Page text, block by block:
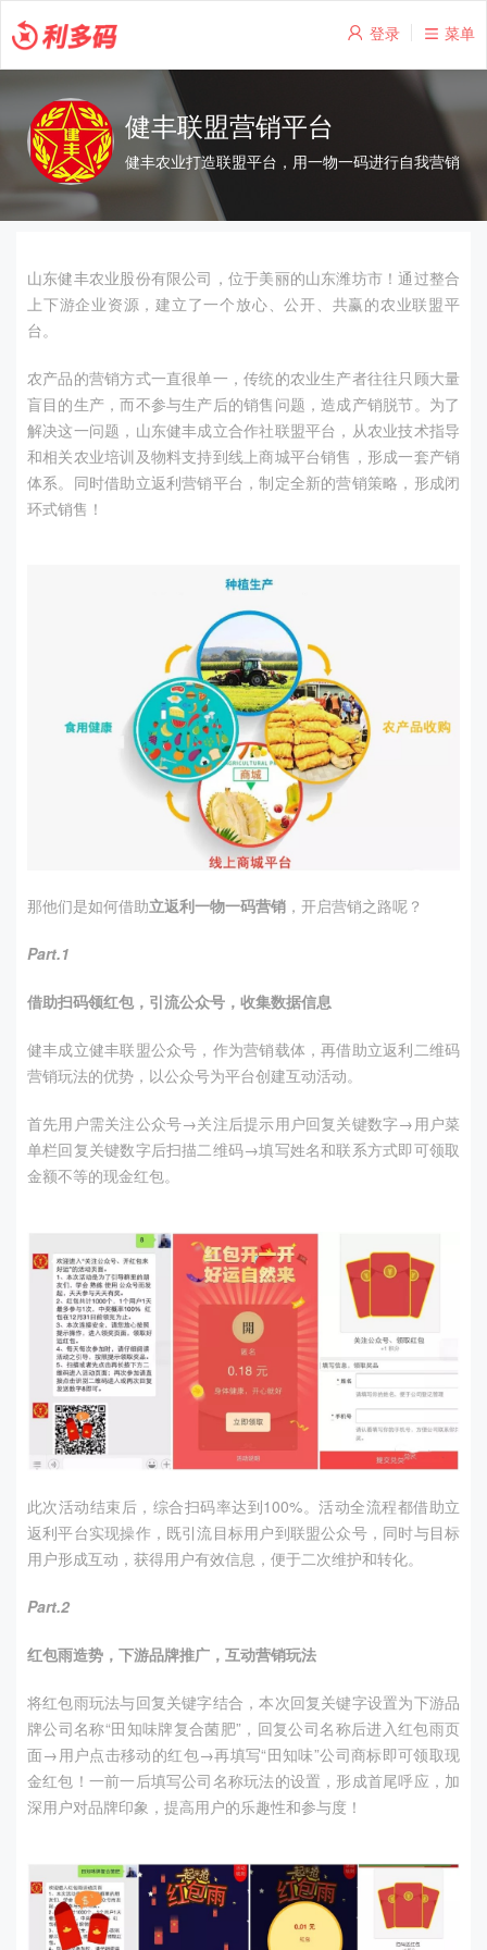
菜单
登录
健丰联盟营销平台
健丰农业打造联盟平台，用一物一码进行自我营销
山东健丰农业股份有限公司，位于美丽的山东潍坊市！通过整合
上下游企业资源，建立了一个放心、公开、共赢的农业联盟平
台。
农产品的营销方式一直很单一，传统的农业生产者往往只顾大量
盲目的生产，而不参与生产后的销售问题，造成产销脱节。为了
解决这一问题，山东健丰成立合作社联盟平台，从农业技术指导
和相关农业培训及物料支持到线上商城平台销售，形成一套产销
体系。同时借助立返利营销平台，制定全新的营销策略，形成闭
环式销售！
那他们是如何借助立返利一物一码营销 ，开启营销之路呢？
Part.1
借助扫码领红包，引流公众号，收集数据信息
健丰成立健丰联盟公众号，作为营销载体，再借助立返利二维码
营销玩法的优势，以公众号为平台创建互动活动。
首先用户需关注公众号→关注后提示用户回复关键数字→用户菜
单栏回复关键数字后扫描二维码→填写姓名和联系方式即可领取
金额不等的现金红包。
此次活动结束后，综合扫码率达到100%。活动全流程都借助立
返利平台实现操作，既引流目标用户到联盟公众号，同时与目标
用户形成互动，获得用户有效信息，便于二次维护和转化。
Part.2
红包雨造势，下游品牌推广，互动营销玩法
将红包雨玩法与回复关键字结合，本次回复关键字设置为下游品
牌公司名称“田知味牌复合菌肥”，回复公司名称后进入红包雨页
面→用户点击移动的红包→再填写“田知味”公司商标即可领取现
金红包！一前一后填写公司名称玩法的设置，形成首尾呼应，加
深用户对品牌印象，提高用户的乐趣性和参与度！